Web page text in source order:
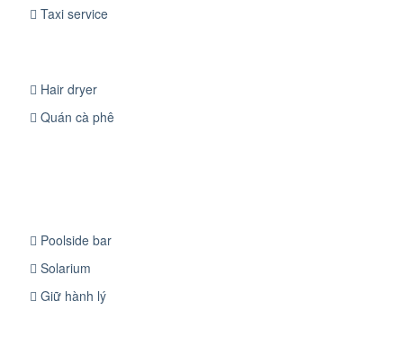
Taxi service
Hair dryer
Quán cà phê
Poolside bar
Solarium
Giữ hành lý